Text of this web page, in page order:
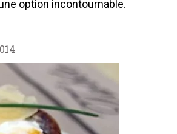
option incontournable.